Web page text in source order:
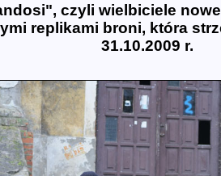
czyli wielbiciele
replikami broni, która
31.10.2009 r.